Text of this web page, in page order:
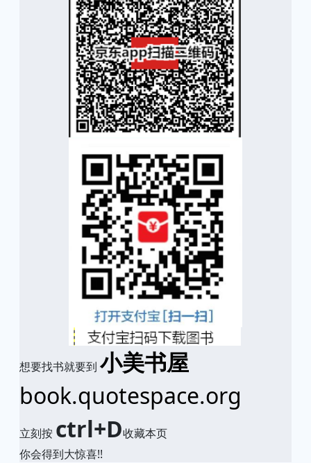
想要找书就要到 小美书屋
book.quotespace.org
立刻按 ctrl+D收藏本页
你会得到大惊喜!!